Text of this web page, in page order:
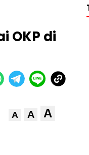
OKP di
A A A